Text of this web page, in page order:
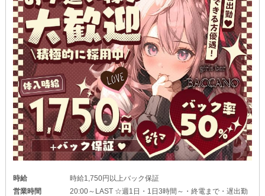
時給
時給1,750円以上バック保証
営業時間
20:00～LAST ☆週1日・1日3時間～・終電まで・遅出勤